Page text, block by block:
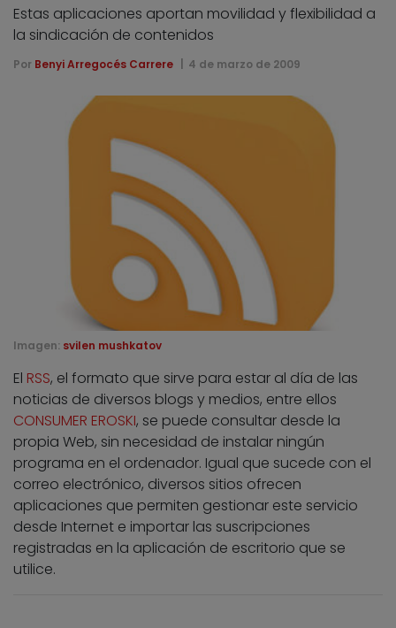
Estas aplicaciones aportan movilidad y flexibilidad a
la sindicación de contenidos
Por Benyi Arregocés Carrere 4 de marzo de 2009
Imagen: svilen mushkatov
El RSS, el formato que sirve para estar al día de las
noticias de diversos blogs y medios, entre ellos
CONSUMER EROSKI, se puede consultar desde la
propia Web, sin necesidad de instalar ningún
programa en el ordenador. Igual que sucede con el
correo electrónico, diversos sitios ofrecen
aplicaciones que permiten gestionar este servicio
desde Internet e importar las suscripciones
registradas en la aplicación de escritorio que se
utilice.